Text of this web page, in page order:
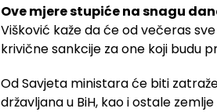
Ove mjere stupiće na snagu
Višković kaže da će od večeras
krivične sankcije za one koji budu
Od Savjeta ministara će biti
državljana u BiH, kao i ostale